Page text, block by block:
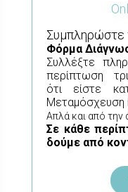
Συμπληρώστε
Φόρμα
Συλλέξτε
περίπτωση
ότι είστε
Μεταμόσχευση
Απλά και από
Σε κάθε
δούμε από